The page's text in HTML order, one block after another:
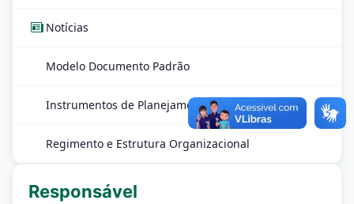
Notícias
Modelo Documento Padrão
Instrumentos de Planejamento - GPE
Regimento e Estrutura Organizacional
Responsável